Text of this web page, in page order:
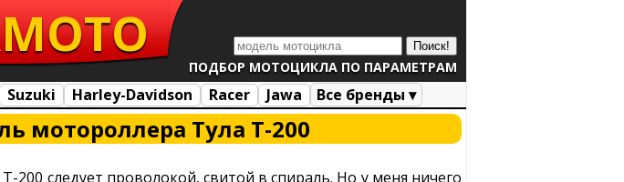
ПОДБОР МОТОЦИКЛА ПО ПАРАМЕТРАМ
MOTO
Suzuki Harley-Davidson Racer Jawa
Все бренды ▾
мотороллера Тула Т-200
200 следует проволокой, свитой в спираль. Но у меня ничего